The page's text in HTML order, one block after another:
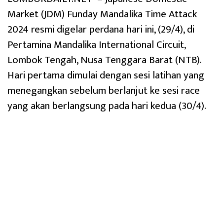
Market (JDM) Funday Mandalika Time Attack
2024 resmi digelar perdana hari ini, (29/4), di
Pertamina Mandalika International Circuit,
Lombok Tengah, Nusa Tenggara Barat (NTB).
Hari pertama dimulai dengan sesi latihan yang
menegangkan sebelum berlanjut ke sesi race
yang akan berlangsung pada hari kedua (30/4).